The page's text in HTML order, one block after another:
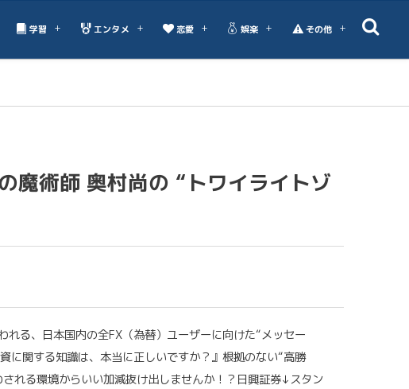
学習 エンタメ 恋愛 娯楽 その他
魔術師 奥村尚の “トワイライトゾ
れる、日本国内の全FX（為替）ユーザーに向けた“メッセー
に関する知識は、本当に正しいですか？』根拠のない“高勝
れる環境からいい加減抜け出しませんか！？日興証券↓スタン